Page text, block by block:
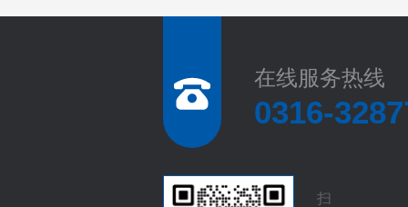
在线服务热线
0316-
扫